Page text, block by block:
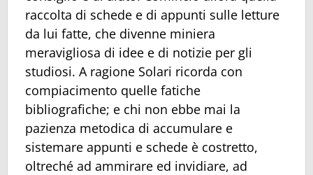
raccolta di schede e di appunti sulle letture
da lui fatte, che divenne miniera
meravigliosa di idee e di notizie per gli
studiosi. A ragione Solari ricorda con
compiacimento quelle fatiche
bibliografiche; e chi non ebbe mai la
pazienza metodica di accumulare e
sistemare appunti e schede è costretto,
oltreché ad ammirare ed invidiare, ad